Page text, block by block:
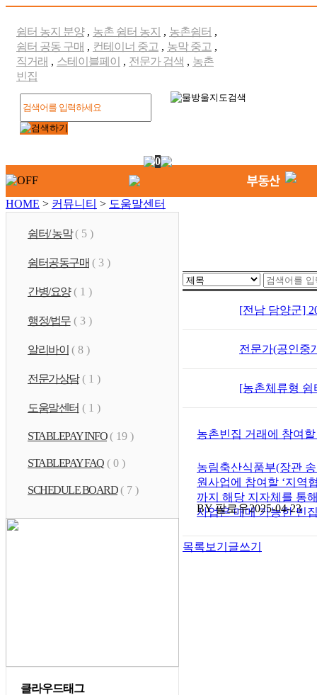
쉼터 농지 분양, 농촌 쉼터 농지 , 농촌쉼터 ,
쉼터 공동 구매 , 컨테이너 중고 , 농막 중고 ,
직거래 , 스테이블페이 , 전문가 검색 , 농촌
빈집
0
HOME > 커뮤니티 > 도움말센터
쉼터/ 농막 ( 5 )
쉼터공동구매 ( 3 )
간병/요양 ( 1 )
행정/법무 ( 3 )
알리바이 ( 8 )
전문가상담 ( 1 )
도움말센터 ( 1 )
STABLEPAY INFO ( 19 )
STABLEPAY FAQ ( 0 )
SCHEDULE BOARD ( 7 )
클라우드태그
[전남 담양군]
전문가(공인중
[농촌체류형 쉼
농촌빈집 거래에 참여
농림축산식품부(장관
원사업에 참여할 ‘지역
까지 해당 지자체를 통
사업은 매매 가능한 빈
BY 팔로우2025-04-23
목록보기 글쓰기